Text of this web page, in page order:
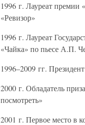
1996 г. Лауреат
«Ревизор»
1996 г. Лауреат
«Чайка» по пьесе А.П.
1996–2009 гг.
2000 г. Обладатель
посмотреть»
2001 г. Первое место в